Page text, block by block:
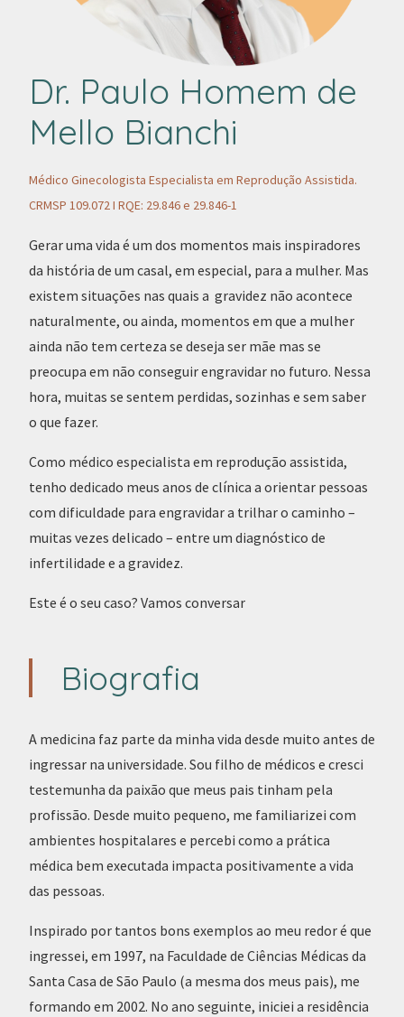
Dr. Paulo Homem de
Mello Bianchi
Médico Ginecologista Especialista em Reprodução Assistida.
CRMSP 109.072 I RQE: 29.846 e 29.846-1
Gerar uma vida é um dos momentos mais inspiradores
da história de um casal, em especial, para a mulher. Mas
existem situações nas quais a gravidez não acontece
naturalmente, ou ainda, momentos em que a mulher
ainda não tem certeza se deseja ser mãe mas se
preocupa em não conseguir engravidar no futuro. Nessa
hora, muitas se sentem perdidas, sozinhas e sem saber
o que fazer.
Como médico especialista em reprodução assistida,
tenho dedicado meus anos de clínica a orientar pessoas
com dificuldade para engravidar a trilhar o caminho –
muitas vezes delicado – entre um diagnóstico de
infertilidade e a gravidez.
Este é o seu caso? Vamos conversar
Biografia
A medicina faz parte da minha vida desde muito antes de
ingressar na universidade. Sou filho de médicos e cresci
testemunha da paixão que meus pais tinham pela
profissão. Desde muito pequeno, me familiarizei com
ambientes hospitalares e percebi como a prática
médica bem executada impacta positivamente a vida
das pessoas.
Inspirado por tantos bons exemplos ao meu redor é que
ingressei, em 1997, na Faculdade de Ciências Médicas da
Santa Casa de São Paulo (a mesma dos meus pais), me
formando em 2002. No ano seguinte, iniciei a residência